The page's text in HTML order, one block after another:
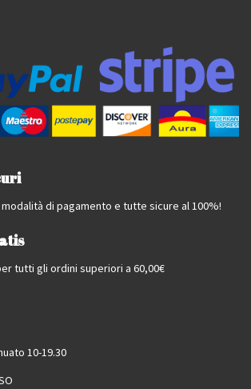
di pagamento e tutte sicure al 100%!
tutti gli ordini superiori a 60,00€
10-19.30